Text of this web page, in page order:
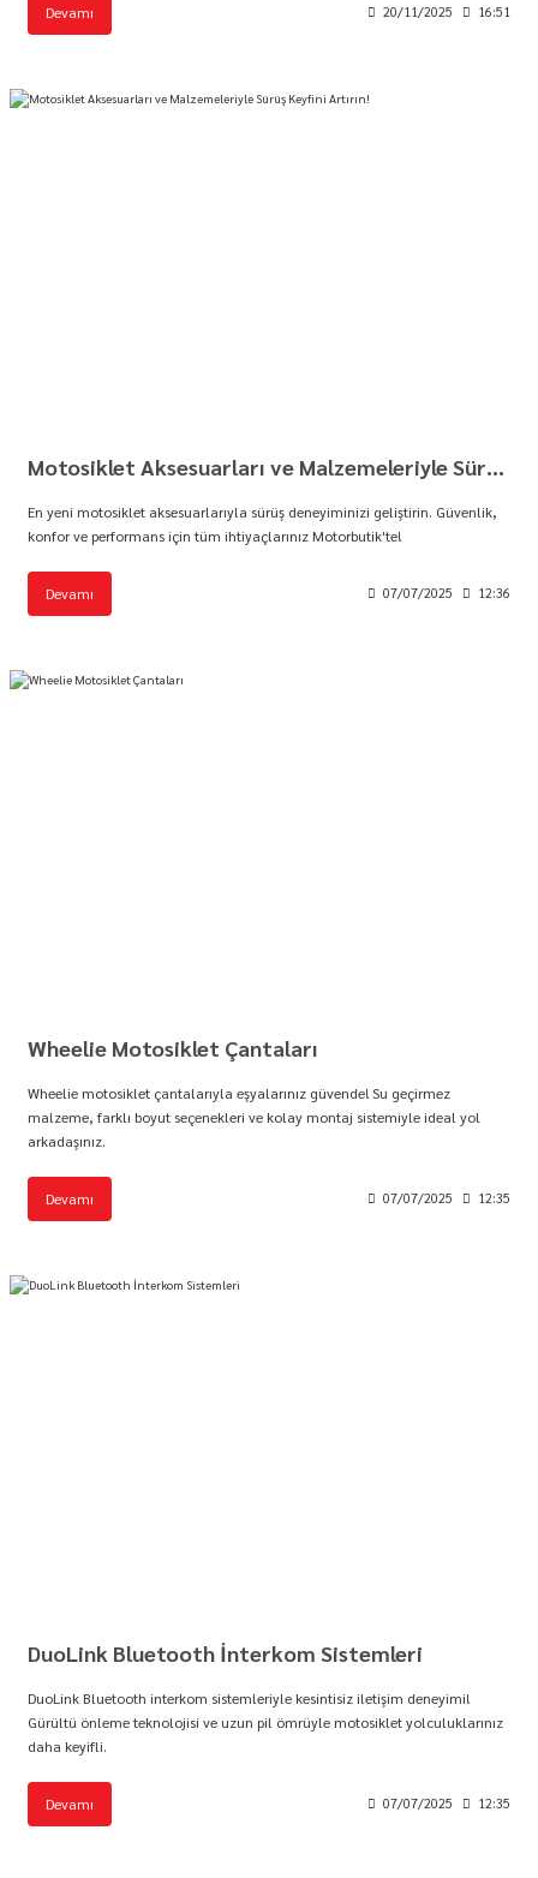
Devamı 20/11/2025 16:51
Motosiklet Aksesuarları ve Malzemeleriyle Sürüş Keyfini Artırın!
En yeni motosiklet aksesuarlarıyla sürüş deneyiminizi geliştirin. Güvenlik,
konfor ve performans için tüm ihtiyaçlarınız Motorbutik'te!
Devamı 07/07/2025 12:36
Wheelie Motosiklet Çantaları
Wheelie motosiklet çantalarıyla eşyalarınız güvende! Su geçirmez
malzeme, farklı boyut seçenekleri ve kolay montaj sistemiyle ideal yol
arkadaşınız.
Devamı 07/07/2025 12:35
DuoLink Bluetooth İnterkom Sistemleri
DuoLink Bluetooth interkom sistemleriyle kesintisiz iletişim deneyimi!
Gürültü önleme teknolojisi ve uzun pil ömrüyle motosiklet yolculuklarınız
daha keyifli.
Devamı 07/07/2025 12:35